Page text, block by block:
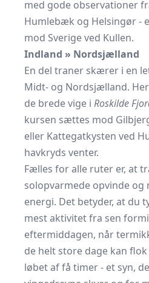
med gode observationer
Humlebæk og Helsingør -
mod Sverige ved Kullen.
Indland » Nordsjælland
En del traner skærer i en
Midt- og Nordsjælland.
de brede vige i Roskilde
kursen sættes mod
eller Kattegatkysten ved
havkryds venter.
Fælles for alle ruter er, at
solopvarmede opvinde
energi. Det betyder, at du
mest aktivitet fra sen
eftermiddagen, når
de helt store dage kan
løbet af få timer - et syn,